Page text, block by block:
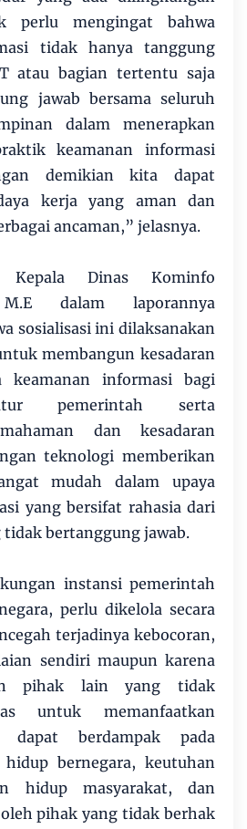
perlu mengingat bahwa
tidak hanya tanggung
atau bagian tertentu saja
jawab bersama seluruh
dalam menerapkan
keamanan informasi
demikian kita dapat
kerja yang aman dan
ancaman,” jelasnya.
Kepala Dinas Kominfo
M.E dalam laporannya
sosialisasi ini dilaksanakan
membangun kesadaran
keamanan informasi bagi
pemerintah serta
dan kesadaran
teknologi memberikan
mudah dalam upaya
yang bersifat rahasia dari
bertanggung jawab.
instansi pemerintah
perlu dikelola secara
terjadinya kebocoran,
sendiri maupun karena
pihak lain yang tidak
untuk memanfaatkan
dapat berdampak pada
hidup bernegara, keutuhan
hidup masyarakat, dan
pihak yang tidak berhak